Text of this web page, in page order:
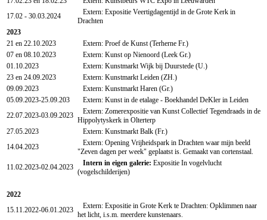
17.02 - 30.03.2024
Extern: Expositie Veertigdagentijd in de Grote Kerk in
Drachten
2023
21 en 22.10.2023
Extern: Proef de Kunst (Terherne Fr.)
07 en 08.10.2023
Extern: Kunst op Nienoord (Leek Gr.)
01.10.2023
Extern: Kunstmarkt Wijk bij Duurstede (U.)
23 en 24.09.2023
Extern: Kunstmarkt Leiden (ZH.)
09.09.2023
Extern: Kunstmarkt Haren (Gr.)
05.09.2023-25.09.203
Extern: Kunst in de etalage - Boekhandel DeKler in Leiden
22.07.2023-03.09.2023
Extern: Zomerexpositie van Kunst Collectief Tegendraads in de
Hippolytyskerk in Olterterp
27.05.2023
Extern: Kunstmarkt Balk (Fr.)
14.04.2023
Extern: Opening Vrijheidspark in Drachten waar mijn beeld
"Zeven dagen per week" geplaatst is. Gemaakt van cortenstaal.
11.02.2023-02.04.2023
Intern in eigen galerie: Expositie In vogelvlucht
(vogelschilderijen)
2022
15.11.2022-06.01.2023
Extern: Expositie in Grote Kerk te Drachten: Opklimmen naar
het licht, i.s.m. meerdere kunstenaars.